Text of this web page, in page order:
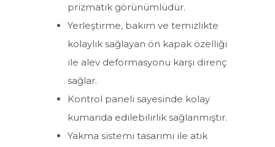
ÜKYP/Y Serisi Merkezi Sistem Otomatik Yüklemeli Prizmatik
ÜKYP/YP Serisi Merkezi Sistem Otomatik Yüklemeli Prizmatik
Pelet Kazanlar
ÜKYS/3G-Y Serisi Merkezi Sistem Otomatik Yüklemeli Silindirik
prizmatik görünümlüdür.
Yerleştirme, bakım ve temizlikte
kolaylık sağlayan ön kapak özelliği
ile alev deformasyonu karşı direnç
sağlar.
Kontrol paneli sayesinde kolay
kumanda edilebilirlik sağlanmıştır.
Yakma sistemi tasarımı ile atık